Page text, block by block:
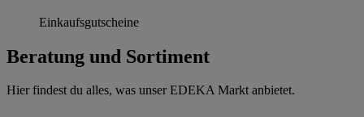
Einkaufsgutscheine
Beratung und Sortiment
Hier findest du alles, was unser EDEKA Markt anbietet.